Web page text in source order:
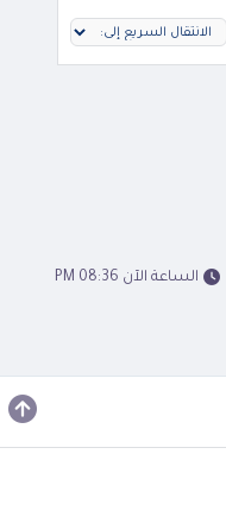
الساعة الآن 08:36 PM